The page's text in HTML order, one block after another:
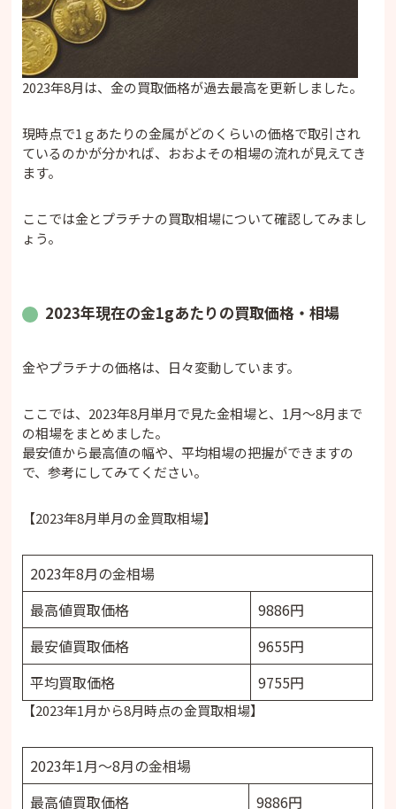
2023年8月は、金の買取価格が過去最高を更新しました。
現時点で1ｇあたりの金属がどのくらいの価格で取引され
ているのかが分かれば、おおよその相場の流れが見えてき
ます。
ここでは金とプラチナの買取相場について確認してみまし
ょう。
2023年現在の金1gあたりの買取価格・相場
金やプラチナの価格は、日々変動しています。
ここでは、2023年8月単月で見た金相場と、1月〜8月まで
の相場をまとめました。
最安値から最高値の幅や、平均相場の把握ができますの
で、参考にしてみてください。
【2023年8月単月の金買取相場】
2023年8月の金相場
最高値買取価格
9886円
最安値買取価格
9655円
平均買取価格
9755円
【2023年1月から8月時点の金買取相場】
2023年1月～8月の金相場
最高値買取価格
9886円